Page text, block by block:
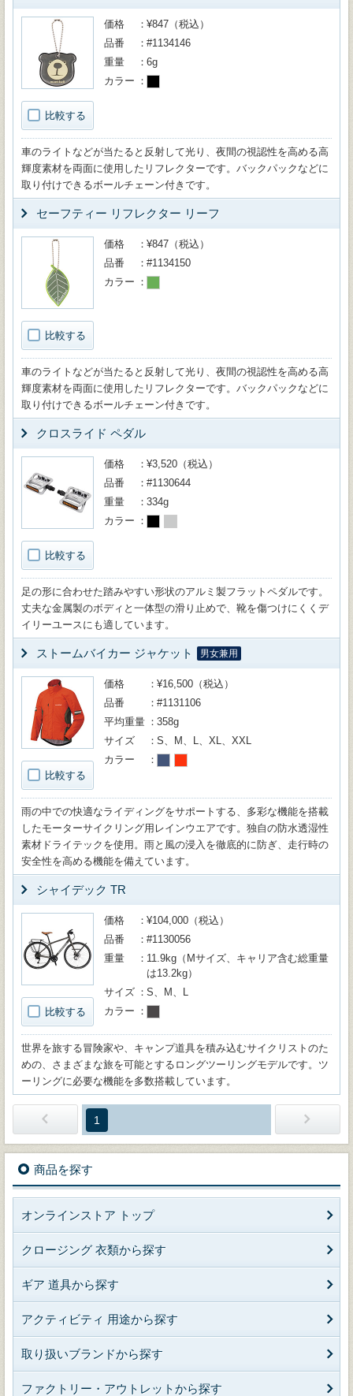
比較する
価格
¥847（税込）
品番
#1134146
重量
6g
カラー
車のライトなどが当たると反射して光り、夜間の視認性を高める高
輝度素材を両面に使用したリフレクターです。バックパックなどに
取り付けできるボールチェーン付きです。
セーフティー リフレクター リーフ
比較する
価格
¥847（税込）
品番
#1134150
カラー
車のライトなどが当たると反射して光り、夜間の視認性を高める高
輝度素材を両面に使用したリフレクターです。バックパックなどに
取り付けできるボールチェーン付きです。
クロスライド ペダル
比較する
価格
¥3,520（税込）
品番
#1130644
重量
334g
カラー
足の形に合わせた踏みやすい形状のアルミ製フラットペダルです。
丈夫な金属製のボディと一体型の滑り止めで、靴を傷つけにくくデ
イリーユースにも適しています。
ストームバイカー ジャケット 男女兼用
比較する
価格
¥16,500（税込）
品番
#1131106
平均重量
358g
サイズ
S、M、L、XL、XXL
カラー
雨の中での快適なライディングをサポートする、多彩な機能を搭載
したモーターサイクリング用レインウエアです。独自の防水透湿性
素材ドライテックを使用。雨と風の浸入を徹底的に防ぎ、走行時の
安全性を高める機能を備えています。
シャイデック TR
比較する
価格
¥104,000（税込）
品番
#1130056
重量
11.9kg（Mサイズ、キャリア含む総重量
は13.2kg）
サイズ
S、M、L
カラー
世界を旅する冒険家や、キャンプ道具を積み込むサイクリストのた
めの、さまざまな旅を可能とするロングツーリングモデルです。ツ
ーリングに必要な機能を多数搭載しています。
1
商品を探す
オンラインストア トップ
クロージング 衣類から探す
ギア 道具から探す
アクティビティ 用途から探す
取り扱いブランドから探す
ファクトリー・アウトレットから探す